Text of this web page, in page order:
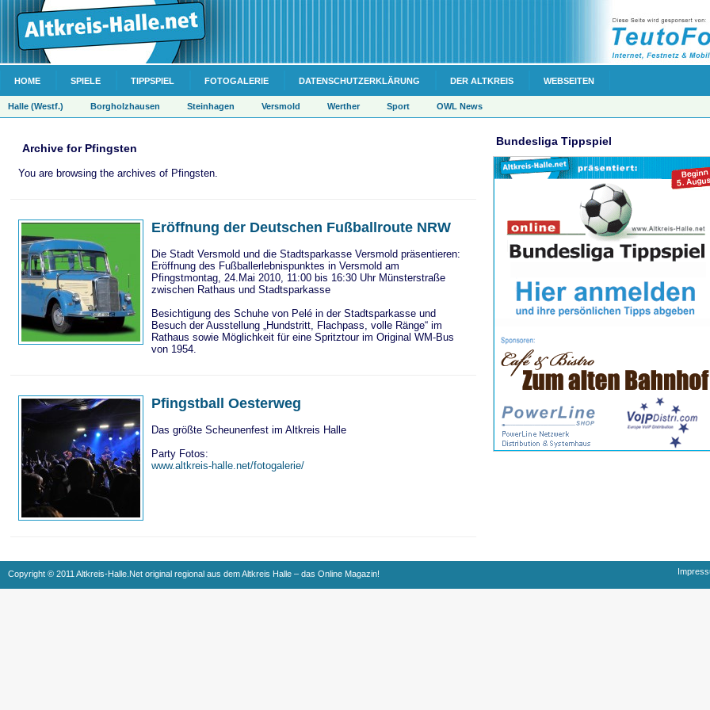
HOME SPIELE TIPPSPIEL FOTOGALERIE DATENSCHUTZERKLÄRUNG DER ALTKREIS WEBSEITEN
Halle (Westf.) Borgholzhausen Steinhagen Versmold Werther Sport OWL News
Archive for Pfingsten
You are browsing the archives of Pfingsten.
Eröffnung der Deutschen Fußballroute NRW
Die Stadt Versmold und die Stadtsparkasse Versmold präsentieren:
Eröffnung des Fußballerlebnispunktes in Versmold am
Pfingstmontag, 24.Mai 2010, 11:00 bis 16:30 Uhr Münsterstraße
zwischen Rathaus und Stadtsparkasse
Besichtigung des Schuhe von Pelé in der Stadtsparkasse und
Besuch der Ausstellung „Hundstritt, Flachpass, volle Ränge“ im
Rathaus sowie Möglichkeit für eine Spritztour im Original WM-Bus
von 1954.
Pfingstball Oesterweg
Das größte Scheunenfest im Altkreis Halle
Party Fotos:
www.altkreis-halle.net/fotogalerie/
Bundesliga Tippspiel
Copyright © 2011 Altkreis-Halle.Net original regional aus dem Altkreis Halle – das Online Magazin!